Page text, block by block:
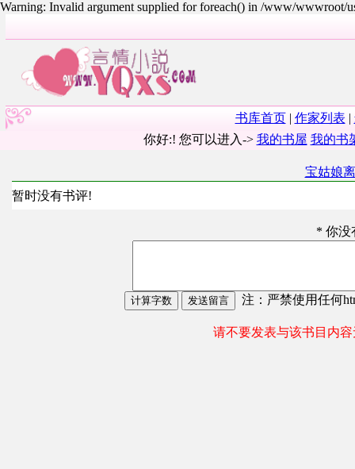
Warning: Invalid argument supplied for foreach() in /www/wwwroot/
书库首页| 作家列表 |
你好:! 您可以进入-> 我的书屋 我的书
宝姑娘
暂时没有书评!
* 你没
注：严禁使用任何
请不要发表与该书目内